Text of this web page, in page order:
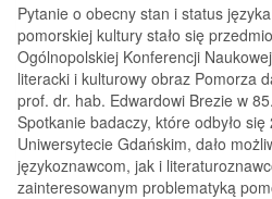
Pytanie o obecny stan i status
pomorskiej kultury stało się
Ogólnopolskiej Konferencji
literacki i kulturowy obraz Pomorza
prof. dr. hab. Edwardowi Brezie w
Spotkanie badaczy, które odbyło
Uniwersytecie Gdańskim, dało
językoznawcom, jak i
zainteresowanym problematyką